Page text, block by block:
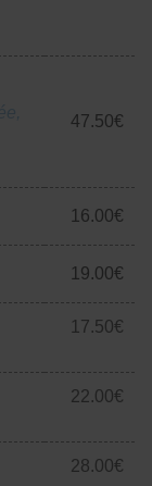
47.50€
16.00€
19.00€
17.50€
22.00€
28.00€